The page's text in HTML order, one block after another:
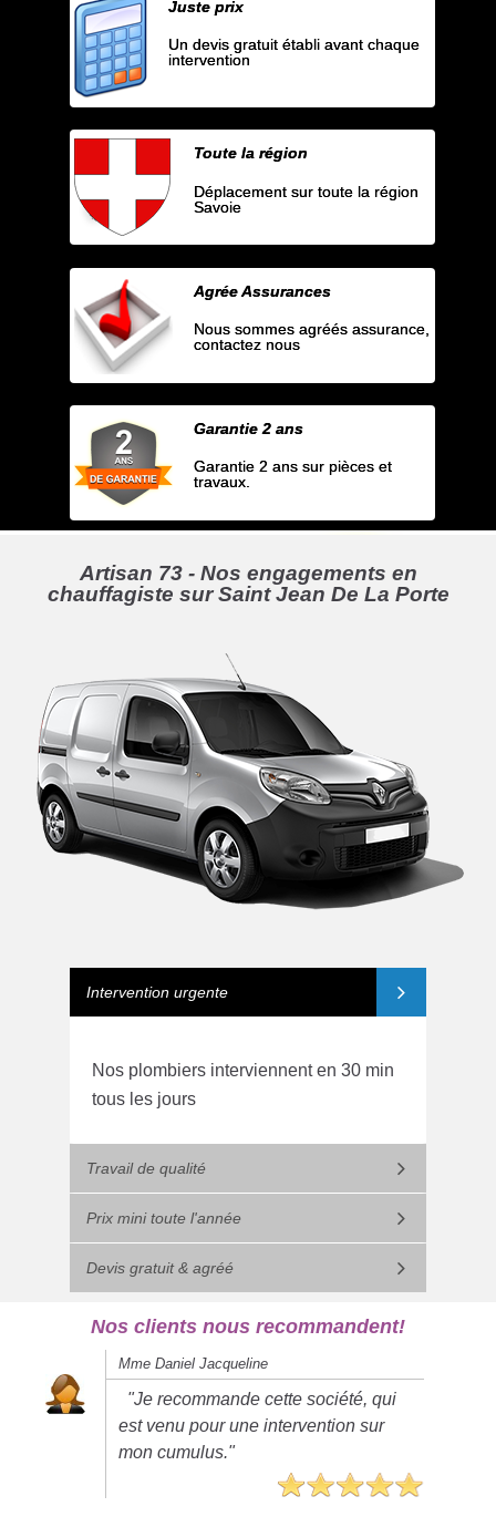
Juste prix
Un devis gratuit établi avant chaque
intervention
Toute la région
Déplacement sur toute la région
Savoie
Agrée Assurances
Nous sommes agréés assurance,
contactez nous
Garantie 2 ans
Garantie 2 ans sur pièces et
travaux.
Artisan 73 - Nos engagements en
chauffagiste sur Saint Jean De La Porte
Intervention urgente
Nos plombiers interviennent en 30 min
tous les jours
Travail de qualité
Prix mini toute l'année
Devis gratuit & agréé
Nos clients nous recommandent!
Mme Daniel Jacqueline
"Je recommande cette société, qui
est venu pour une intervention sur
mon cumulus."